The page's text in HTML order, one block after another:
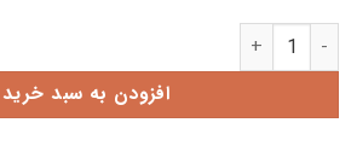
ماژول سنسور حرکت و مگنت (MOTION AND MAGNET) عدد
افزودن به سبد خرید